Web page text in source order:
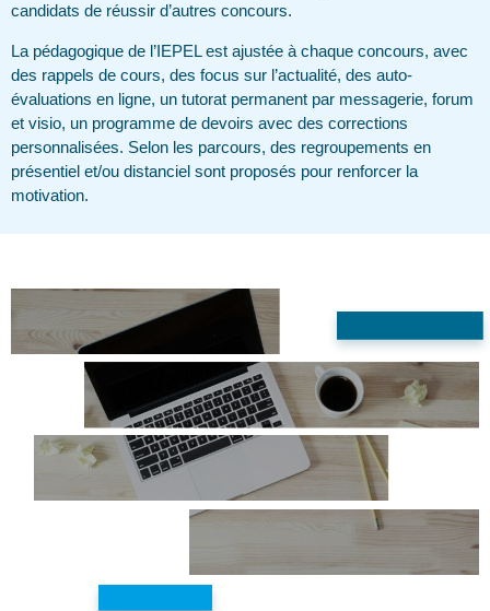
candidats de réussir d’autres concours.
La pédagogique de l’IEPEL est ajustée à chaque concours, avec
des rappels de cours, des focus sur l’actualité, des auto-
évaluations en ligne, un tutorat permanent par messagerie, forum
et visio, un programme de devoirs avec des corrections
personnalisées. Selon les parcours, des regroupements en
présentiel et/ou distanciel sont proposés pour renforcer la
motivation.